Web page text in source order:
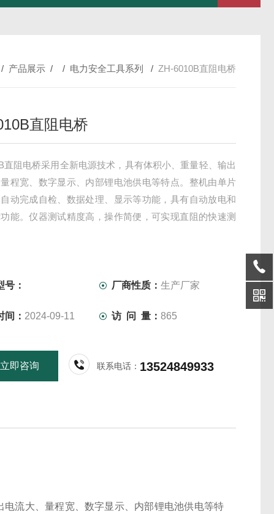
/ 产品展示 / / 电力安全工具系列 / ZH-6010B直阻电桥
直阻电桥
直阻电桥采用全新电源技术，具有体积小、重量轻、输出
程宽、数字显示、内部锂电池供电等特点。整机由单片
动完成自检、数据处理、显示等功能，具有自动放电和
能。仪器测试精度高，操作简便，可实现直阻的快速测
号： 厂商性质：生产厂家
间： 2024-09-11 访 问 量：865
立即咨询 联系电话： 13524849933
流大、量程宽、数字显示、内部锂电池供电等特